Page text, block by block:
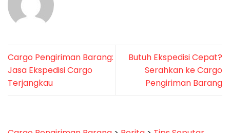
Cargo Pengiriman Barang:
Jasa Ekspedisi Cargo
Terjangkau
Butuh Ekspedisi Cepat?
Serahkan ke Cargo
Pengiriman Barang